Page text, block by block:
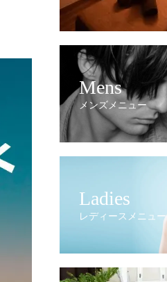
Mens
メンズメニュー
Ladies
レディースメニュー